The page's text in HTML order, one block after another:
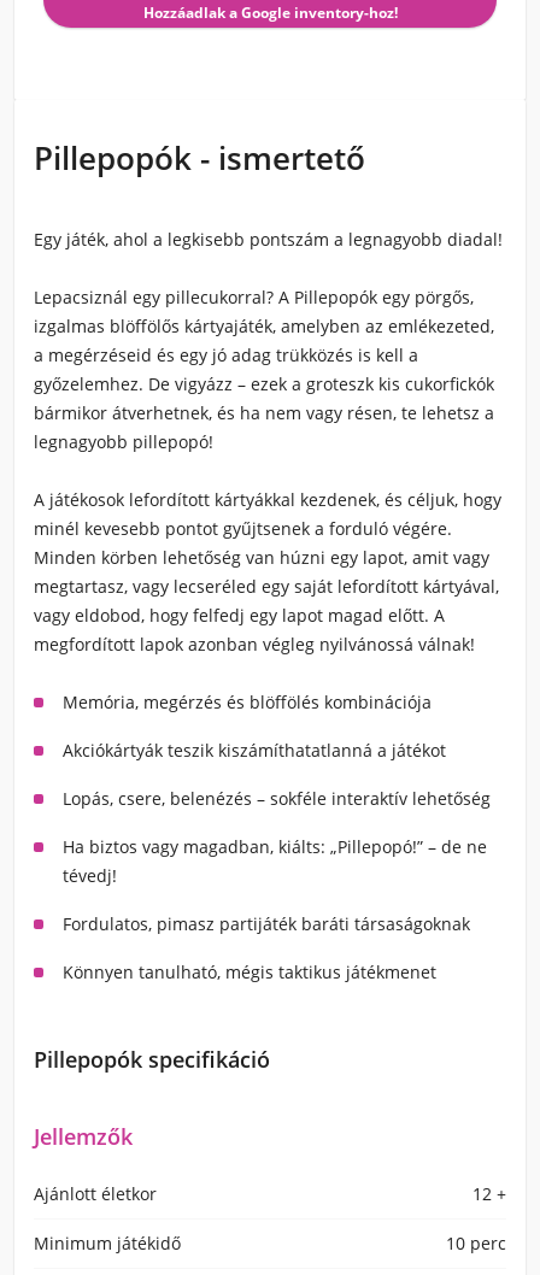
Hozzáadlak a Google inventory-hoz!
Pillepopók - ismertető
Egy játék, ahol a legkisebb pontszám a legnagyobb diadal!
Lepacsiznál egy pillecukorral? A Pillepopók egy pörgős,
izgalmas blöffölős kártyajáték, amelyben az emlékezeted,
a megérzéseid és egy jó adag trükközés is kell a
győzelemhez. De vigyázz – ezek a groteszk kis cukorfickók
bármikor átverhetnek, és ha nem vagy résen, te lehetsz a
legnagyobb pillepopó!
A játékosok lefordított kártyákkal kezdenek, és céljuk, hogy
minél kevesebb pontot gyűjtsenek a forduló végére.
Minden körben lehetőség van húzni egy lapot, amit vagy
megtartasz, vagy lecseréled egy saját lefordított kártyával,
vagy eldobod, hogy felfedj egy lapot magad előtt. A
megfordított lapok azonban végleg nyilvánossá válnak!
Memória, megérzés és blöffölés kombinációja
Akciókártyák teszik kiszámíthatatlanná a játékot
Lopás, csere, belenézés – sokféle interaktív lehetőség
Ha biztos vagy magadban, kiálts: „Pillepopó!” – de ne
tévedj!
Fordulatos, pimasz partijáték baráti társaságoknak
Könnyen tanulható, mégis taktikus játékmenet
Pillepopók specifikáció
Jellemzők
Ajánlott életkor 12 +
Minimum játékidő 10 perc